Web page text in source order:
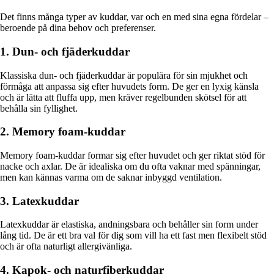
Det finns många typer av kuddar, var och en med sina egna fördelar –
beroende på dina behov och preferenser.
1. Dun- och fjäderkuddar
Klassiska dun- och fjäderkuddar är populära för sin mjukhet och
förmåga att anpassa sig efter huvudets form. De ger en lyxig känsla
och är lätta att fluffa upp, men kräver regelbunden skötsel för att
behålla sin fyllighet.
2. Memory foam-kuddar
Memory foam-kuddar formar sig efter huvudet och ger riktat stöd för
nacke och axlar. De är idealiska om du ofta vaknar med spänningar,
men kan kännas varma om de saknar inbyggd ventilation.
3. Latexkuddar
Latexkuddar är elastiska, andningsbara och behåller sin form under
lång tid. De är ett bra val för dig som vill ha ett fast men flexibelt stöd
och är ofta naturligt allergivänliga.
4. Kapok- och naturfiberkuddar